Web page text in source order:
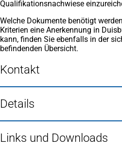
Qualifikationsnachwiese
Welche Dokumente benötigt
Kriterien eine Anerkennung in
kann, finden Sie ebenfalls in der
befindenden Übersicht.
Kontakt
Details
Links und Downloads